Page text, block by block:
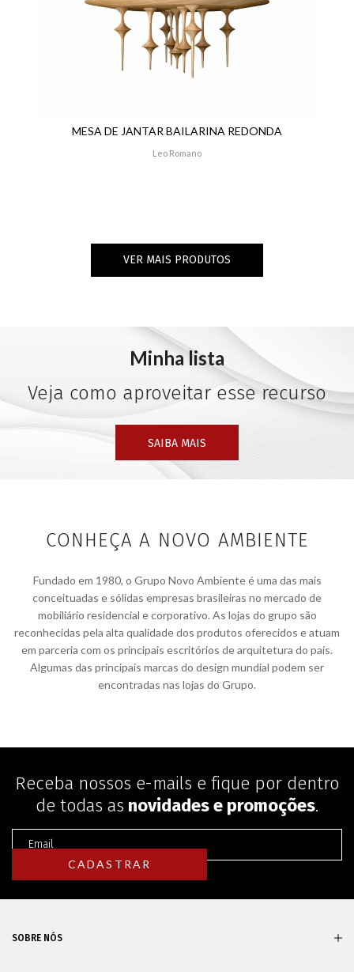
MESA DE JANTAR BAILARINA REDONDA
Leo Romano
VER MAIS PRODUTOS
Minha lista
Veja como aproveitar esse recurso
SAIBA MAIS
CONHEÇA A NOVO AMBIENTE
Fundado em 1980, o Grupo Novo Ambiente é uma das mais
conceituadas e sólidas empresas brasileiras no mercado de
mobiliário residencial e corporativo. As lojas do grupo são
reconhecidas pela alta qualidade dos produtos oferecidos e atuam
em parceria com os principais escritórios de arquitetura do país.
Algumas das principais marcas do design mundial podem ser
encontradas nas lojas do Grupo.
Receba nossos e-mails e fique por dentro
de todas as novidades e promoções.
SOBRE NÓS